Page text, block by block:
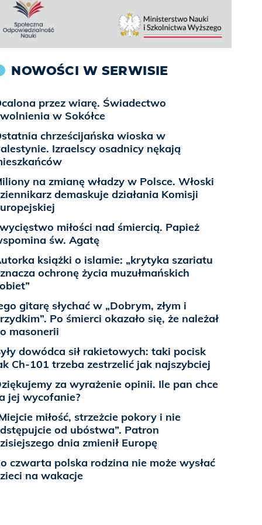
NOWOŚCI W SERWISIE
przez wiarę. Świadectwo
w Sokółce
chrześcijańska wioska w
Izraelscy osadnicy nękają
na zmianę władzy w Polsce. Włoski
demaskuje działania Komisji
miłości nad śmiercią. Papież
św. Agatę
książki o islamie: „krytyka szariatu
ochronę życia muzułmańskich
gitarę słychać w „Dobrym, złym i
Po śmierci okazało się, że należał
masonerii
dowódca sił rakietowych: taki pocisk
Ch-101 trzeba zestrzelić jak najszybciej
za wyrażenie opinii. Ile pan chce
jej wycofanie?
miłość, strzeżcie pokory i nie
od ubóstwa”. Patron
dnia zmienił Europę
czwarta polska rodzina nie może wysłać
na wakacje